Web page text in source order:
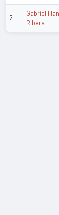
2
Gabriel Illan
Ribera